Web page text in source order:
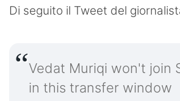
Di seguito il Tweet del
Vedat Muriqi won't join
in this transfer window